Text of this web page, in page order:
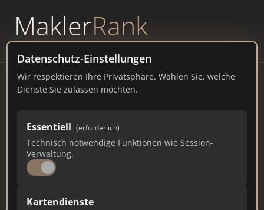
MaklerRank
powered byWAVEPOINT
Datenschutz-Einstellungen
Wir respektieren Ihre Privatsphäre. Wählen Sie, welche
Dienste Sie zulassen möchten.
Essentiell (erforderlich)
Technisch notwendige Funktionen wie Session-
Verwaltung.
Kartendienste
Immobilienmakler Reinbek
– Ranking Juli 2026
SCHLESWIG-HOLSTEIN 27.048 EINWOHNER
76 614